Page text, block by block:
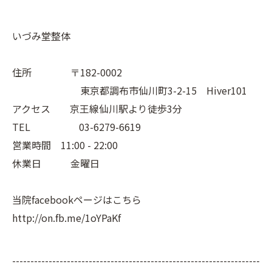
いづみ堂整体
住所 〒182-0002
東京都調布市仙川町3-2-15 Hiver101
アクセス 京王線仙川駅より徒歩3分
TEL 03-6279-6619
営業時間 11:00 - 22:00
休業日 金曜日
当院facebookページはこちら
http://on.fb.me/1oYPaKf
--------------------------------------------------------------------